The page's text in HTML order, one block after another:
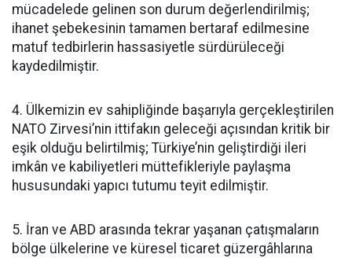
mücadelede gelinen son durum değerlendirilmiş;
ihanet şebekesinin tamamen bertaraf edilmesine
matuf tedbirlerin hassasiyetle sürdürüleceği
kaydedilmiştir.
4. Ülkemizin ev sahipliğinde başarıyla gerçekleştirilen
NATO Zirvesi’nin ittifakın geleceği açısından kritik bir
eşik olduğu belirtilmiş; Türkiye’nin geliştirdiği ileri
imkân ve kabiliyetleri müttefikleriyle paylaşma
hususundaki yapıcı tutumu teyit edilmiştir.
5. İran ve ABD arasında tekrar yaşanan çatışmaların
bölge ülkelerine ve küresel ticaret güzergâhlarına